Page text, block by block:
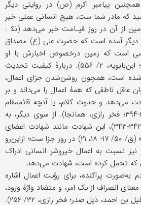
بیهقـی، ۵/ ۴۶۳). همچنین پیامبر اکرم (ص) در روایتی دیگر
که مادر شما ست، هیچ انسانی عملی خیر
از آن در روز قیـامت خبر می‌دهد (نک‍ :
در روایاتی دیگر آمده است که حضرت علی (ع) مصداق
است که زمین درخصوص اخبارش با او
سخن می‌گوید (فرات، ۵۸۹؛ ابن‌بابویه، ۲/ ۵۵۶). دربارۀ کیفیت تحدیث
است، همچون روشن‌شدن جزای اعمال،
عاقل ناطقی که همۀ اعمال را می‌داند و بر
می‌دهد و حدوث کلام، یا آنچه قائم‌مقام
آن است (طوسی، ۱۰/ ۳۹۳-۳۹۴؛ فخر رازی، همانجا). از سوی دیگر، به
‌نظر علامه طباطبایی (۲۰/ ۳۴۲-۳۴۳)، این شهادت مانند شهادت اعضای
بدن (نور/ ۲۴/ ۲۴) و ملائکه (ق/ ۵۰/ ۱۷- ۱۸، ۲۱) در روز جزا ست؛ ازاین‌رو
نسبت به اعمال خیروشر انسانی ادراک
که تحمل کرده است، شهادت می‌دهد.
پراکنده، برای رؤیت اعمال اشاره
انصراف از یک امر، و متضاد واژۀ ورود،
به معنای بازگشت است (خلیل بن احمد، ذیل صدر؛ فخر رازی، ۳۲/ ۲۵۶).